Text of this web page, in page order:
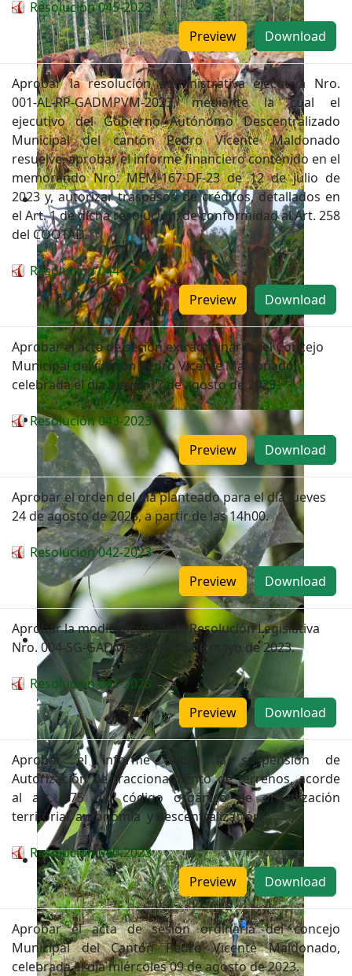
Resolución 045-2023
Download
Preview
Aprobar la resolución administrativa ejecutiva Nro.
001-AL-RP-GADMPVM-2023, mediante la cual el
ejecutivo del Gobierno Autónomo Descentralizado
Municipal del cantón Pedro Vicente Maldonado
resuelve, aprobar el informe financiero contenido en el
memorando Nro. MEM-167-DF-23 de 12 de julio de
2023 y, autorizar traspasos de créditos, detallados en
el Art. 1 de dicha resolución; de conformidad al Art. 258
del COOTAD.
Resolución 044-2023
Download
Preview
Aprobar el acta de sesión extraordinaria del Concejo
Municipal del cantón Pedro Vicente Maldonado,
celebrada el día jueves 17 de agosto de 2023.
Resolución 043-2023
Download
Preview
Aprobar el orden del día planteado para el día jueves
24 de agosto de 2023, a partir de las 14h00.
Resolución 042-2023
Download
Preview
Aprobar la modificación de la Resolución Legislativa
Nro. 004-SG-GADMPVM de 18 de mayo de 2023.
Resolución 041-2023
Download
Preview
Aprobar el informe sobre la suspensión de
Autorización de fraccionamiento de terrenos, acorde
al art. 475 del código orgánico de organización
territorial, autonomía y descentralización.
Resolución 040-2023
Download
Preview
Aprobar el acta de sesión ordinaria del concejo
Municipal del Cantón Pedro Vicente Maldonado,
celebrada el día miércoles 09 de agosto de 2023.